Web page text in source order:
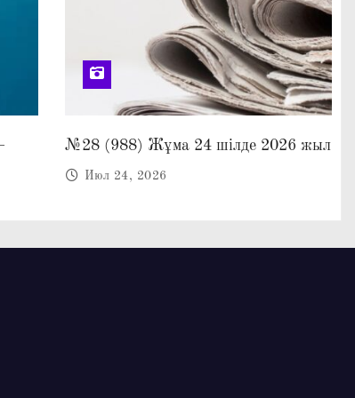
№28 (988) Жұма 24 шілде 2026 жыл
Июл 24, 2026